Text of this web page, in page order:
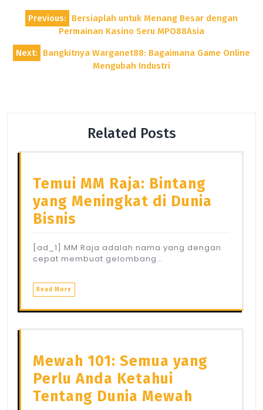
Post
navigation
Previous:
Bersiaplah untuk Menang Besar dengan
Permainan Kasino Seru MPO88Asia
Next:
Bangkitnya Warganet88: Bagaimana Game Online
Mengubah Industri
Related Posts
Temui MM Raja: Bintang
yang Meningkat di Dunia
Bisnis
[ad_1] MM Raja adalah nama yang dengan
cepat membuat gelombang…
Read More
Mewah 101: Semua yang
Perlu Anda Ketahui
Tentang Dunia Mewah